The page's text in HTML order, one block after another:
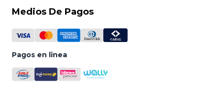
Medios De Pagos
Pagos en linea